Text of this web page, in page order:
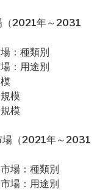
（2021年～2031
：種類別
：用途別
模
模
場（2021年～2031
場：種類別
場：用途別